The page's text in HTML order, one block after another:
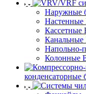
Наружные
Кассетные
Напольно-
Колонные
конденсаторные